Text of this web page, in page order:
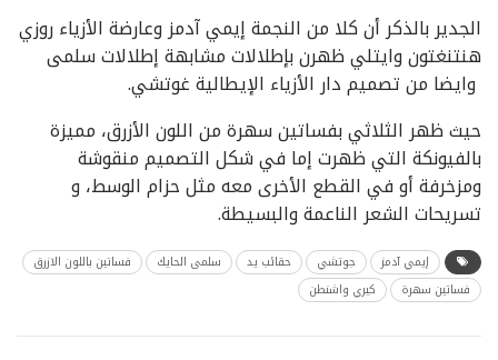
الجدير بالذكر أن كلا من النجمة إيمي آدمز وعارضة الأزياء روزي
هنتنغتون وايتلي ظهرن بإطلالات مشابهة إطلالات سلمى
وايضا من تصميم دار الأزياء الإيطالية غوتشي.
حيث ظهر الثلاثي بفساتين سهرة من اللون الأزرق، مميزة
بالفيونكة التي ظهرت إما في شكل التصميم منقوشة
ومزخرفة أو في القطع الأخرى معه مثل حزام الوسط، و
تسريحات الشعر الناعمة والبسيطة.
إيمي آدمز جوتشي حقائب يد سلمى الحايك
فساتين باللون الازرق
فساتين سهرة
كيري واشنطن